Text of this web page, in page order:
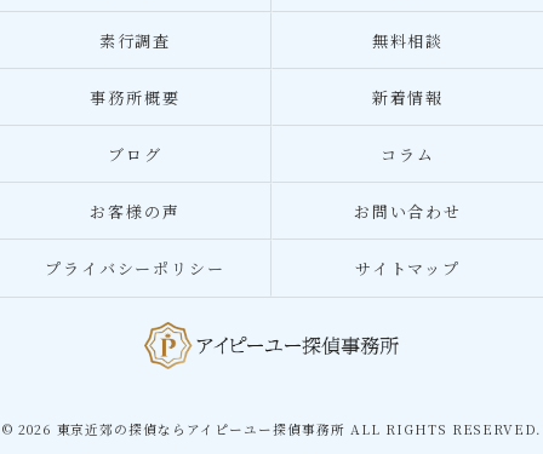
素行調査 無料相談
事務所概要 新着情報
ブログ コラム
お客様の声 お問い合わせ
プライバシーポリシー サイトマップ
© 2026 東京近郊の探偵ならアイピーユー探偵事務所 ALL RIGHTS RESERVED.